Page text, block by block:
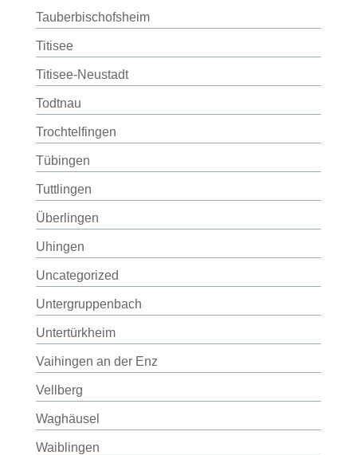
Tauberbischofsheim
Titisee
Titisee-Neustadt
Todtnau
Trochtelfingen
Tübingen
Tuttlingen
Überlingen
Uhingen
Uncategorized
Untergruppenbach
Untertürkheim
Vaihingen an der Enz
Vellberg
Waghäusel
Waiblingen